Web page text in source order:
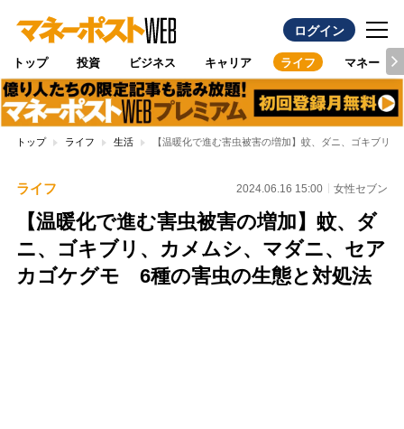
ログイン
トップ 投資 ビジネス キャリア ライフ マネー
トップ ライフ 生活 【温暖化で進む害虫被害の増加】蚊、ダニ、ゴキブリ
ライフ 2024.06.16 15:00 女性セブン
【温暖化で進む害虫被害の増加】蚊、ダ
ニ、ゴキブリ、カメムシ、マダニ、セア
カゴケグモ 6種の害虫の生態と対処法